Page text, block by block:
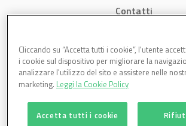
Contatti
Cookies
Cliccando su “Accetta tutti i cookie”, l'utente
i cookie sul dispositivo per migliorare la
analizzare l'utilizzo del sito e assistere nelle
marketing. Leggi la Cookie Policy
Accetta tutti i cookie